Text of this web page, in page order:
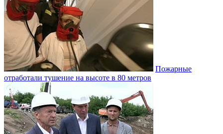
Пожарные
отработали тушение на высоте в 80 метров